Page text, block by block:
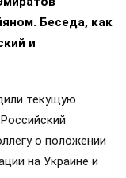
Беседа, как
и
текущую
о положении
на Украине и